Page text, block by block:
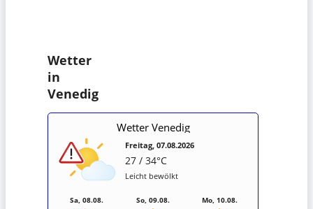
Wetter
in
Venedig
Wetter Venedig
Freitag, 07.08.2026
27 / 34°C
Leicht bewölkt
Sa, 08.08. So, 09.08. Mo, 10.08.